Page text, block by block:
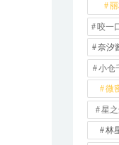
咬一
奈汐
小仓
微
星
林